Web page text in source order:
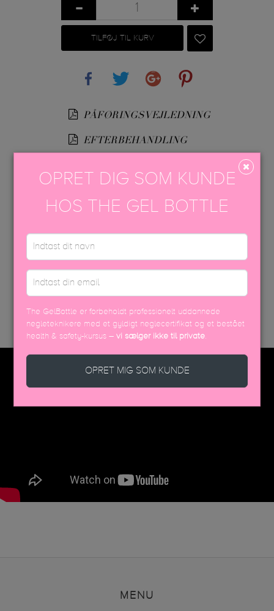
TILFØJ TIL KURV
PÅFØRINGSVEJLEDNING
EFTERBEHANDLING
DISCOVER MORE
MENU
OPRET DIG SOM KUNDE
HOS THE GEL BOTTLE
The GelBottle er forbeholdt professionelt uddannede
negleteknikere med et gyldigt neglecertifikat og et bestået
health & safety-kursus –vi sælger ikke til private
OPRET MIG SOM KUNDE